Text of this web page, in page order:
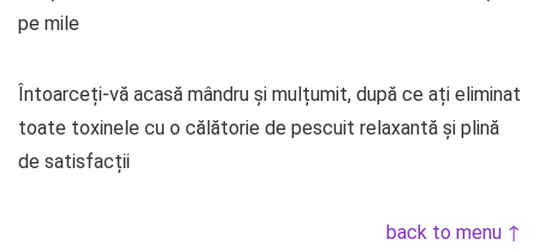
pe mile
Întoarceți-vă acasă mândru și mulțumit, după ce ați eliminat
toate toxinele cu o călătorie de pescuit relaxantă și plină
de satisfacții
back to menu ↑